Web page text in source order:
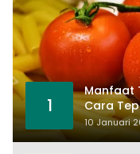
1
Manfaat
Cara
10 Januari